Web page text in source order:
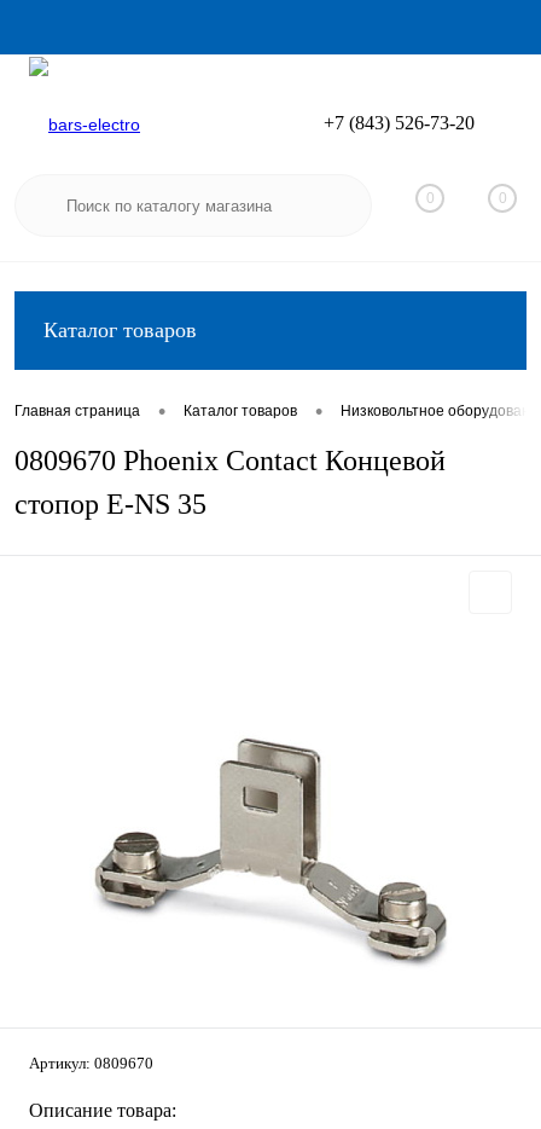
Вход
+7 (843) 526-73-20
0 0
Каталог товаров
Главная страница • Каталог товаров • Низковольтное
0809670 Phoenix Contact Концевой
стопор E-NS 35
Артикул: 0809670
Описание товара: